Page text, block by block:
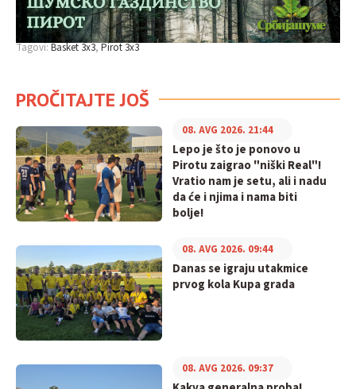
Tagovi:Basket 3x3 Pirot 3x3
PROČITAJTE JOŠ
Lepo je što je ponovo u
Pirotu zaigrao "niški Real"!
Vratio nam je setu, ali i nadu
da će i njima i nama biti
bolje!
08. AVG 2026. 21:44
Danas se igraju utakmice
prvog kola Kupa grada
08. AVG 2026. 09:44
08. AVG 2026. 09:37